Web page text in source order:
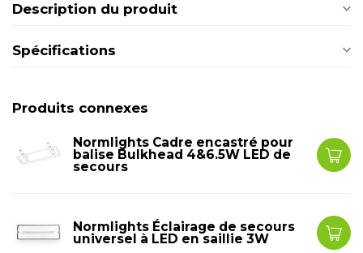
Description du produit
Spécifications
Produits connexes
Normlights Cadre encastré pour
balise Bulkhead 4&6.5W LED de
secours
Normlights Éclairage de secours
universel à LED en saillie 3W